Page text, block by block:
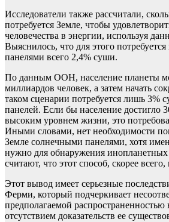
Исследователи также рассчитали,
потребуется Земле, чтобы
человечества в энергии, используя
Выяснилось, что для этого
панелями всего 2,4% суши.
По данным ООН, население планеты
миллиардов человек, а затем начать
таком сценарии потребуется лишь 3%
панелей. Если бы население достигло
высоким уровнем жизни, это
Иными словами, нет необходимости
Земле солнечными панелями, хотя
нужно для обнаружения
считают, что этот способ, скорее
Этот вывод имеет серьезные
Ферми, который подчеркивает
предполагаемой
отсутствием доказательств ее